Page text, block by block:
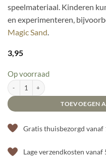
speelmateriaal. Kinderen
en experimenteren,
Magic Sand.
3,95
Op voorraad
Kiddi Houten Hamer aantal
TOEVOEGEN
Gratis thuisbezorgd vanaf
Lage verzendkosten vanaf